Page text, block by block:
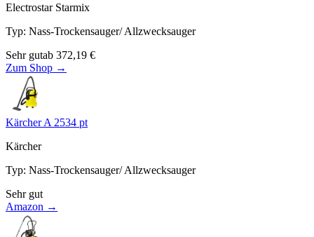
Electrostar Starmix
Typ: Nass-Trockensauger/ Allzwecksauger
Sehr gutab 372,19 €
Zum Shop →
Kärcher A 2534 pt
Kärcher
Typ: Nass-Trockensauger/ Allzwecksauger
Sehr gut
Amazon →